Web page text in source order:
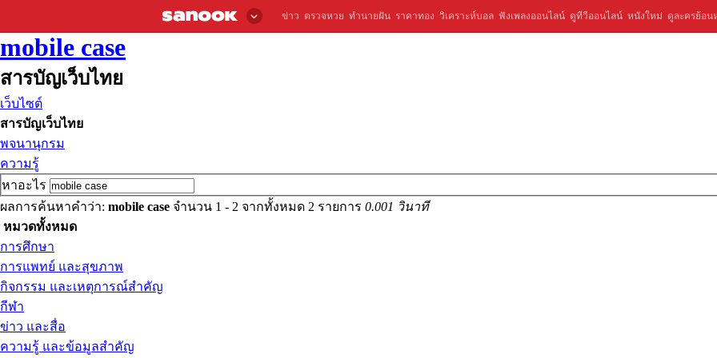
ข่าว ตรวจหวย ทำนายฝัน ราคาทอง วิเคราะห์บอล ฟังเพลงออนไลน์ ดูทีวีออนไลน์ หนังใหม่ ดูละครย้อน
mobile case
สารบัญเว็บไทย
เว็บไซต์
สารบัญเว็บไทย
พจนานุกรม
ความรู้
หาอะไร
ผลการค้นหาคำว่า: mobile case จำนวน 1 - 2 จากทั้งหมด 2 รายการ 0.001 วินาที
หมวดทั้งหมด
การศึกษา
การแพทย์ และสุขภาพ
กิจกรรม และเหตุการณ์สำคัญ
กีฬา
ข่าว และสื่อ
ความรู้ และข้อมูลสำคัญ